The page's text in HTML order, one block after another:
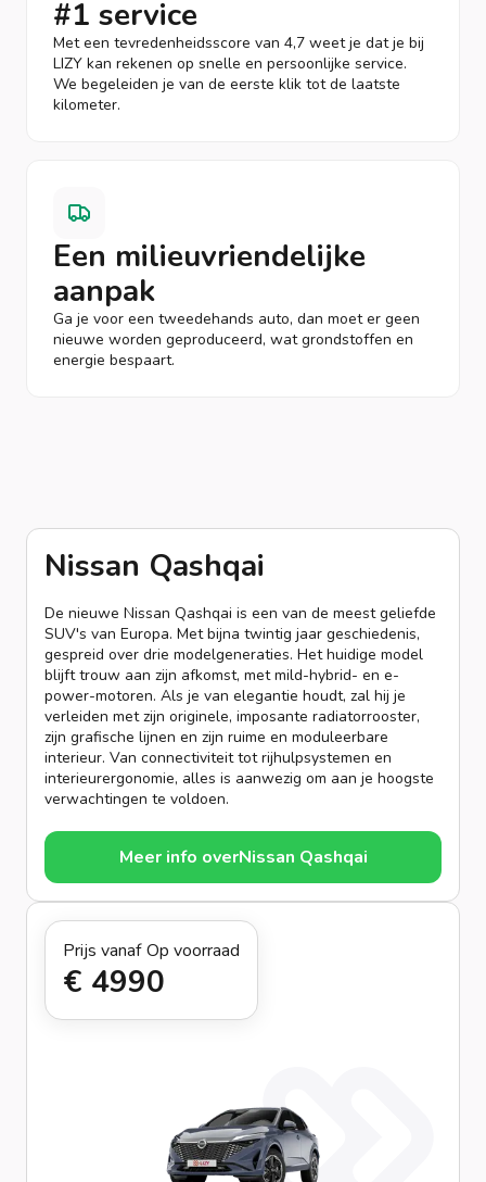
#1 service
Met een tevredenheidsscore van 4,7 weet je dat je bij
LIZY kan rekenen op snelle en persoonlijke service.
We begeleiden je van de eerste klik tot de laatste
kilometer.
Een milieuvriendelijke
aanpak
Ga je voor een tweedehands auto, dan moet er geen
nieuwe worden geproduceerd, wat grondstoffen en
energie bespaart.
Nissan Qashqai
De nieuwe Nissan Qashqai is een van de meest geliefde
SUV's van Europa. Met bijna twintig jaar geschiedenis,
gespreid over drie modelgeneraties. Het huidige model
blijft trouw aan zijn afkomst, met mild-hybrid- en e-
power-motoren. Als je van elegantie houdt, zal hij je
verleiden met zijn originele, imposante radiatorrooster,
zijn grafische lijnen en zijn ruime en moduleerbare
interieur. Van connectiviteit tot rijhulpsystemen en
interieurergonomie, alles is aanwezig om aan je hoogste
verwachtingen te voldoen.
Meer info overNissan Qashqai
Prijs vanaf
€ 499
Op voorraad
0